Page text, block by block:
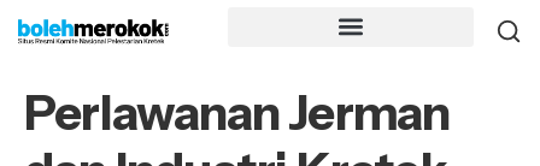
Perlawanan Jerman